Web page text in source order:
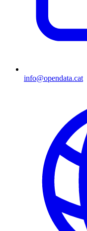
info@opendata.cat